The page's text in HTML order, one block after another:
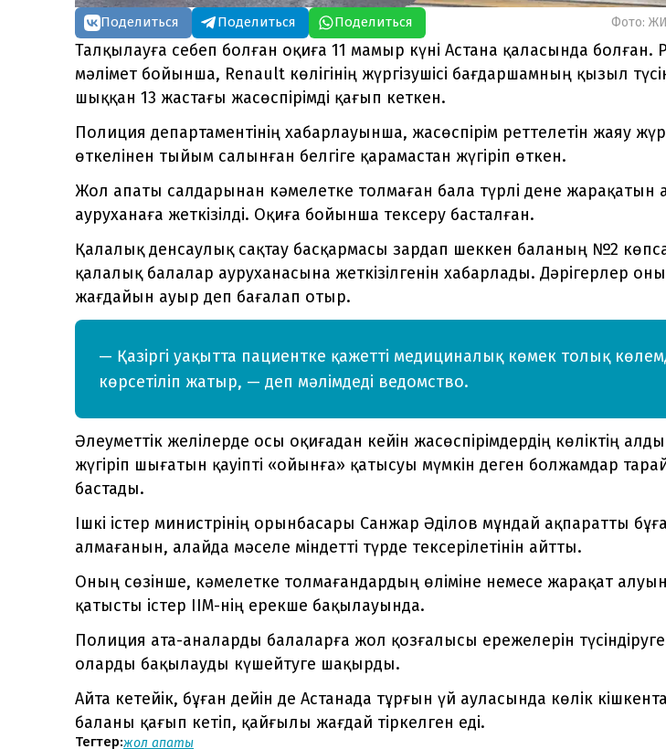
Поделиться Поделиться Поделиться Фото:
Талқылауға себеп болған оқиға 11 мамыр күні Астана қаласында болған.
мәлімет бойынша, Renault көлігінің жүргізушісі бағдаршамның қызыл
шыққан 13 жастағы жасөспірімді қағып кеткен.
Полиция департаментінің хабарлауынша, жасөспірім реттелетін жаяу
өткелінен тыйым салынған белгіге қарамастан жүгіріп өткен.
Жол апаты салдарынан кәмелетке толмаған бала түрлі дене жарақатын
ауруханаға жеткізілді. Оқиға бойынша тексеру басталған.
Қалалық денсаулық сақтау басқармасы зардап шеккен баланың №2
қалалық балалар ауруханасына жеткізілгенін хабарлады. Дәрігерлер
жағдайын ауыр деп бағалап отыр.
— Қазіргі уақытта пациентке қажетті медициналық көмек толық
көрсетіліп жатыр, — деп мәлімдеді ведомство.
Әлеуметтік желілерде осы оқиғадан кейін жасөспірімдердің көліктің
жүгіріп шығатын қауіпті «ойынға» қатысуы мүмкін деген болжамдар
бастады.
Ішкі істер министрінің орынбасары Санжар Әділов мұндай ақпаратты
алмағанын, алайда мәселе міндетті түрде тексерілетінін айтты.
Оның сөзінше, кәмелетке толмағандардың өліміне немесе жарақат
қатысты істер ІІМ-нің ерекше бақылауында.
Полиция ата-аналарды балаларға жол қозғалысы ережелерін
оларды бақылауды күшейтуге шақырды.
Айта кетейік, бұған дейін де Астанада тұрғын үй ауласында көлік
баланы қағып кетіп, қайғылы жағдай тіркелген еді.
Тегтер:жол апаты